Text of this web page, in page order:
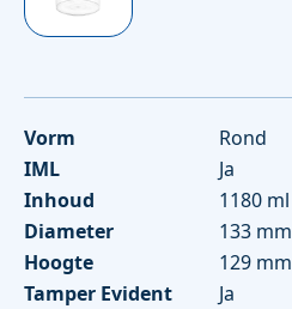
Vorm
Rond
IML
Ja
Inhoud
1180 ml
Diameter
133 mm
Hoogte
129 mm
Tamper Evident
Ja